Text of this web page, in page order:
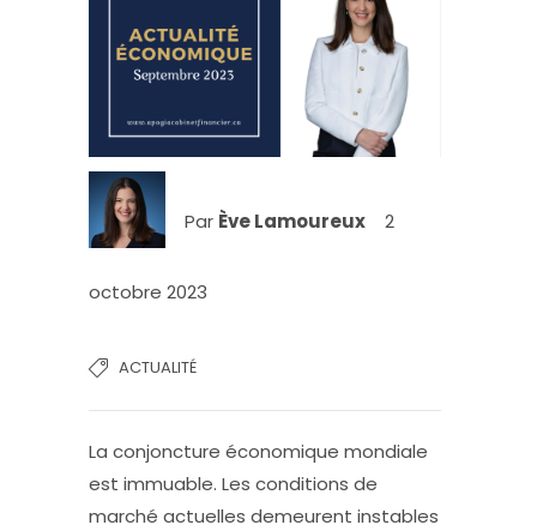
Par Ève Lamoureux 2
octobre 2023
ACTUALITÉ
La conjoncture économique mondiale
est immuable. Les conditions de
marché actuelles demeurent instables